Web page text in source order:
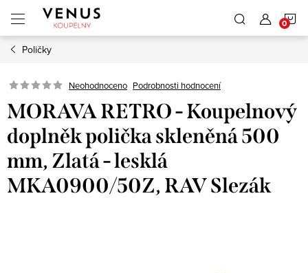
obsah
Poličky
Neohodnoceno Podrobnosti hodnocení
MORAVA RETRO - Koupelnový
doplněk polička skleněná 500
mm, Zlatá - lesklá
MKA0900/50Z, RAV Slezák